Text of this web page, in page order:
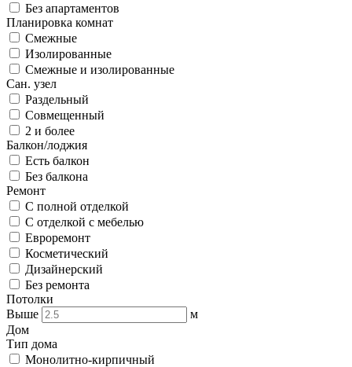
Без апартаментов
Планировка комнат
Смежные
Изолированные
Смежные и изолированные
Сан. узел
Раздельный
Совмещенный
2 и более
Балкон/лоджия
Есть балкон
Без балкона
Ремонт
С полной отделкой
С отделкой с мебелью
Евроремонт
Косметический
Дизайнерский
Без ремонта
Потолки
Выше
м
Дом
Тип дома
Монолитно-кирпичный